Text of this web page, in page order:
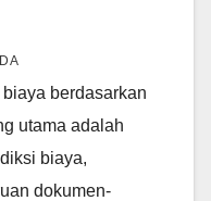
berdasarkan
utama adalah
biaya,
dokumen-